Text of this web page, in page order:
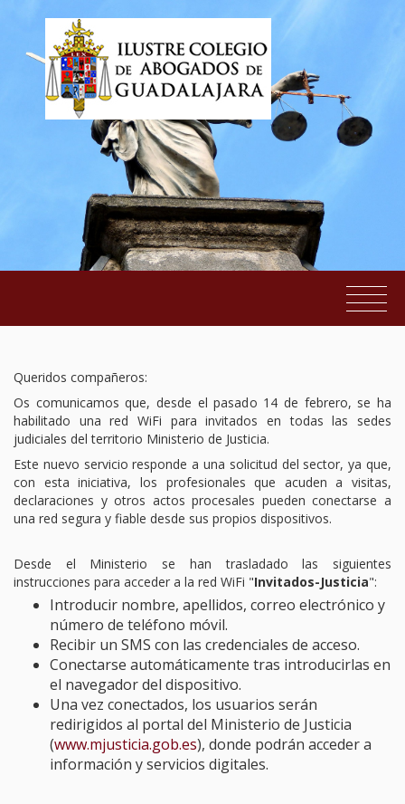
TURNO DE OFICIO
ATENCIÓN A LA CIUDADANÍA
Queridos compañeros:
Os comunicamos que, desde el pasado 14 de febrero, se ha
habilitado una red WiFi para invitados en todas las sedes
judiciales del territorio Ministerio de Justicia.
Este nuevo servicio responde a una solicitud del sector, ya que,
con esta iniciativa, los profesionales que acuden a visitas,
declaraciones y otros actos procesales pueden conectarse a
una red segura y fiable desde sus propios dispositivos.
Desde el Ministerio se han trasladado las siguientes
instrucciones para acceder a la red WiFi "Invitados-Justicia":
Introducir nombre, apellidos, correo electrónico y
número de teléfono móvil.
Recibir un SMS con las credenciales de acceso.
Conectarse automáticamente tras introducirlas en
el navegador del dispositivo.
Una vez conectados, los usuarios serán
redirigidos al portal del Ministerio de Justicia
(www.mjusticia.gob.es), donde podrán acceder a
información y servicios digitales.